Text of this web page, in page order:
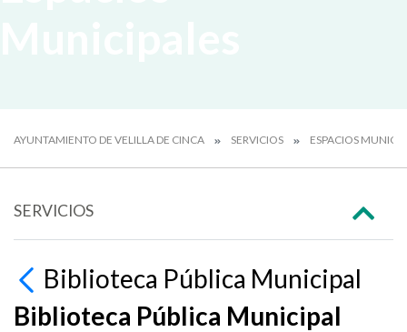
AYUNTAMIENTO DE VELILLA DE CINCA SERVICIOS ESPACIOS
SERVICIOS
Biblioteca Pública Municipal
Biblioteca Pública Municipal